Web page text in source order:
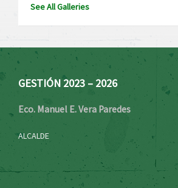
See All Galleries
GESTIÓN 2023 – 2026
Eco. Manuel E. Vera Paredes
ALCALDE